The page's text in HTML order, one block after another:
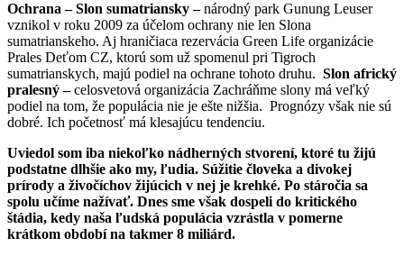
Ochrana –Slon sumatriansky–národný park Gunung Leuser
vznikol v roku 2009 za účelom ochrany nie len Slona
sumatrianskeho. Aj hraničiaca rezervácia Green Life organizácie
Prales Deťom CZ, ktorú som už spomenul pri Tigroch
sumatrianskych, majú podiel na ochrane tohoto druhu. Slon africký
pralesný–celosvetová organizácia Zachráňme slony má veľký
podiel na tom, že populácia nie je ešte nižšia. Prognózy však nie sú
dobré. Ich početnosť má klesajúcu tendenciu.
Uviedol som iba niekoľko nádherných stvorení, ktoré tu žijú
podstatne dlhšie ako my, ľudia. Súžitie človeka a divokej
prírody a živočíchov žijúcich v nej je krehké. Po stáročia sa
spolu učíme nažívať. Dnes sme však dospeli do kritického
štádia, kedy naša ľudská populácia vzrástla v pomerne
krátkom období na takmer 8 miliárd.